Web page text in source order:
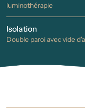
luminothérapie
Isolation
Double paroi avec vide